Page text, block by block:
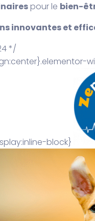
pour le bien-
innovantes et
*/
block}